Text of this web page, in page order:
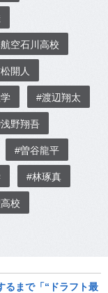
空石川高校
開人
#渡辺翔太
野翔吾
#曽谷龍平
#林琢真
校
るまで「“ドラフト最